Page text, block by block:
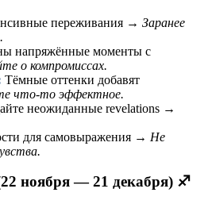
переживания → Заранее
напряжённые моменты с
о компромиссах.
Тёмные оттенки добавят
что-то эффектное.
неожиданные revelations →
для самовыражения → Не
ноября — 21 декабря) ♐